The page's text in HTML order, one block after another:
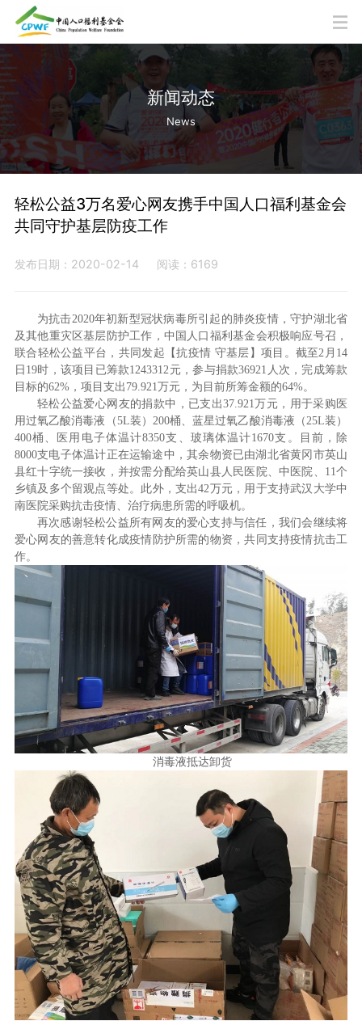
新闻动态
News
轻松公益3万名爱心网友携手中国人口福利基金会
共同守护基层防疫工作
发布日期：2020-02-14 阅读：6169
为抗击2020年初新型冠状病毒所引起的肺炎疫情，守护湖北省
及其他重灾区基层防护工作，中国人口福利基金会积极响应号召，
联合轻松公益平台，共同发起【抗疫情 守基层】项目。截至2月14
日19时，该项目已筹款1243312元，参与捐款36921人次，完成筹款
目标的62%，项目支出79.921万元，为目前所筹金额的64%。
轻松公益爱心网友的捐款中，已支出37.921万元，用于采购医
用过氧乙酸消毒液（5L装） 200桶、蓝星过氧乙酸消毒液（25L装）
400桶、医用电子体温计8350支、玻璃体温计1670支。目前，除
8000支电子体温计正在运输途中，其余物资已由湖北省黄冈市英山
县红十字统一接收，并按需分配给英山县人民医院、中医院、 11个
乡镇及多个留观点等处。此外，支出42万元，用于支持武汉大学中
南医院采购抗击疫情、治疗病患所需的呼吸机。
再次感谢轻松公益所有网友的爱心支持与信任，我们会继续将
爱心网友的善意转化成疫情防护所需的物资，共同支持疫情抗击工
作。
消毒液抵达卸货